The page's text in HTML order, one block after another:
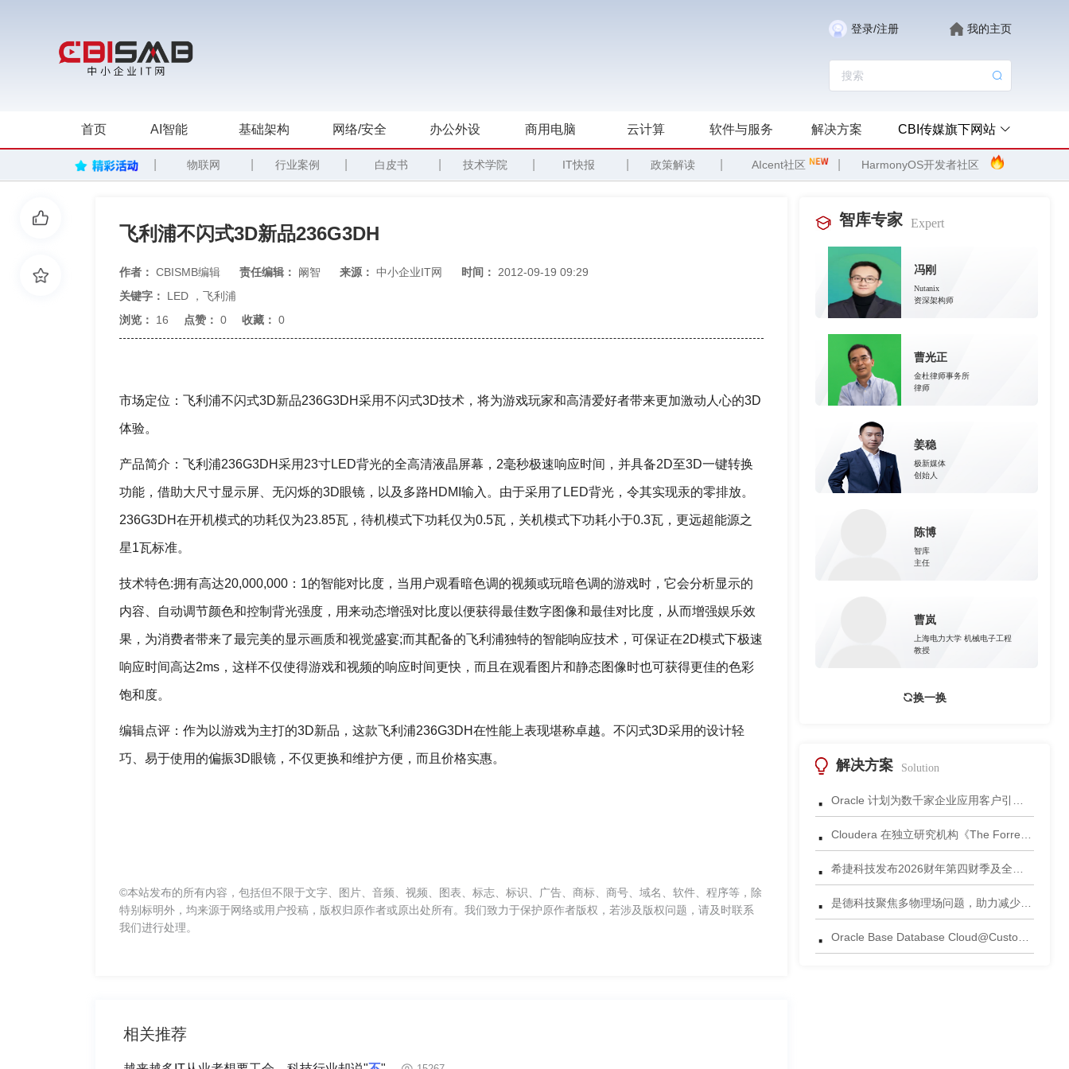
登录/注册 我的主页
首页 AI智能 基础架构 网络/安全 办公外设 商用电脑 云计算 软件与服务 解决方案 CBI传媒旗下网站
物联网 行业案例 白皮书 技术学院 IT快报 政策解读 AIcent社区 HarmonyOS开发者社区
飞利浦不闪式3D新品236G3DH
作者： CBISMB编辑 责任编辑： 阚智 来源： 中小企业IT网 时间： 2012-09-19 09:29
关键字： LED ， 飞利浦
浏览： 16 点赞： 0 收藏： 0
市场定位：飞利浦不闪式3D新品236G3DH采用不闪式3D技术，将为游戏玩家和高清爱好者带来更加激动人心的3D
体验。
产品简介：飞利浦236G3DH采用23寸LED背光的全高清液晶屏幕，2毫秒极速响应时间，并具备2D至3D一键转换
功能，借助大尺寸显示屏、无闪烁的3D眼镜，以及多路HDMI输入。由于采用了LED背光，令其实现汞的零排放。
236G3DH在开机模式的功耗仅为23.85瓦，待机模式下功耗仅为0.5瓦，关机模式下功耗小于0.3瓦，更远超能源之
星1瓦标准。
技术特色:拥有高达20,000,000：1的智能对比度，当用户观看暗色调的视频或玩暗色调的游戏时，它会分析显示的
内容、自动调节颜色和控制背光强度，用来动态增强对比度以便获得最佳数字图像和最佳对比度，从而增强娱乐效
果，为消费者带来了最完美的显示画质和视觉盛宴;而其配备的飞利浦独特的智能响应技术，可保证在2D模式下极速
响应时间高达2ms，这样不仅使得游戏和视频的响应时间更快，而且在观看图片和静态图像时也可获得更佳的色彩
饱和度。
编辑点评：作为以游戏为主打的3D新品，这款飞利浦236G3DH在性能上表现堪称卓越。不闪式3D采用的设计轻
巧、易于使用的偏振3D眼镜，不仅更换和维护方便，而且价格实惠。
©本站发布的所有内容，包括但不限于文字、图片、音频、视频、图表、标志、标识、广告、商标、商号、域名、软件、程序等，除
特别标明外，均来源于网络或用户投稿，版权归原作者或原出处所有。我们致力于保护原作者版权，若涉及版权问题，请及时联系
我们进行处理。
相关推荐
智库专家 Expert
冯刚
Nutanix
资深架构师
曹光正
金杜律师事务所
律师
姜稳
极新媒体
创始人
陈博
智库
主任
曹岚
上海电力大学 机械电子工程
教授
换一换
解决方案 Solution
·
·
·
· 是德科技聚焦多物理场问题，助力减少电子设计后期失效风险
· Oracle Base Database Cloud@Customer 正式发布